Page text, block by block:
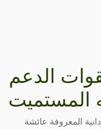
الدعم
المستميت
المعروفة عائشة